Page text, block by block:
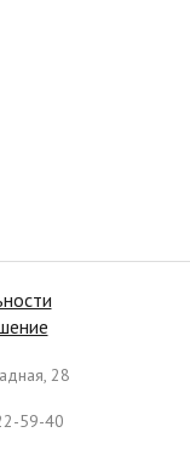
28
59-40